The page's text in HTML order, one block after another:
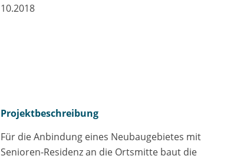
10.2018
Projektbeschreibung
Für die Anbindung eines Neubaugebietes mit
Senioren-Residenz an die Ortsmitte baut die